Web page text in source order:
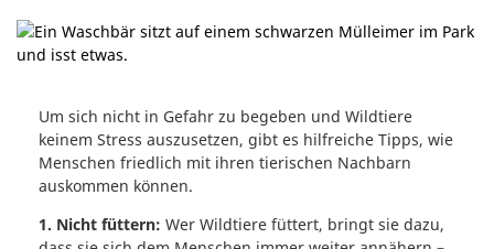
Um sich nicht in Gefahr zu begeben und Wildtiere
keinem Stress auszusetzen, gibt es hilfreiche Tipps, wie
Menschen friedlich mit ihren tierischen Nachbarn
auskommen können.
1. Nicht füttern: Wer Wildtiere füttert, bringt sie dazu,